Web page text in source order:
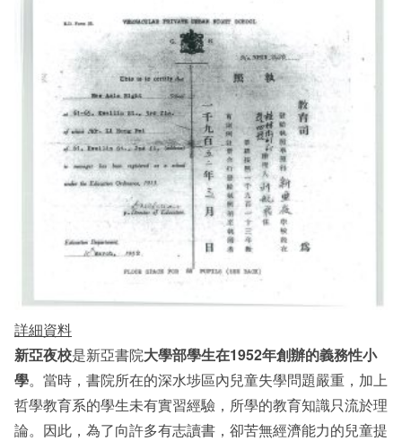
詳細資料
新亞夜校是新亞書院大學部學生在1952年創辦的義務性小
學。當時，書院所在的深水埗區內兒童失學問題嚴重，加上
哲學教育系的學生未有實習經驗，所學的教育知識只流於理
論。因此，為了向許多有志讀書，卻苦無經濟能力的兒童提